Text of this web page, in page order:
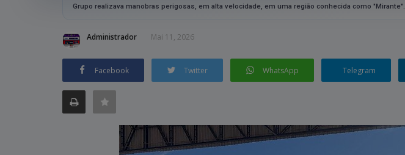
Grupo realizava manobras perigosas, em alta velocidade, em uma região conhecida como "Mirante".
Administrador Mai 11, 2026
Facebook Twitter WhatsApp Telegram